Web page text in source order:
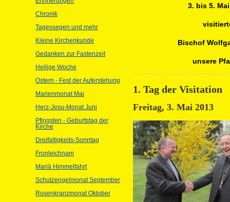
Chronik
Tagessegen und mehr
Kleine Kirchenkunde
Gedanken zur Fastenzeit
Heilige Woche
Ostern - Fest der Auferstehung
Marienmonat Mai
Herz-Jesu-Monat Juni
Pfingsten - Geburtstag der
Kirche
Dreifaltigkeits-Sonntag
Fronleichnam
Mariä Himmelfahrt
Schutzengelmonat September
Rosenkranzmonat Oktober
3. bis 5.
Bischof
unsere
1. Tag der Visitation
Freitag, 3. Mai 2013